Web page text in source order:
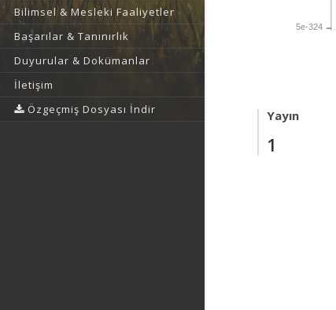
Bilimsel & Mesleki Faaliyetler
Başarılar & Tanınırlık
Duyurular & Dokümanlar
İletişim
Özgeçmiş Dosyası İndir
5e-324
Yayın
1